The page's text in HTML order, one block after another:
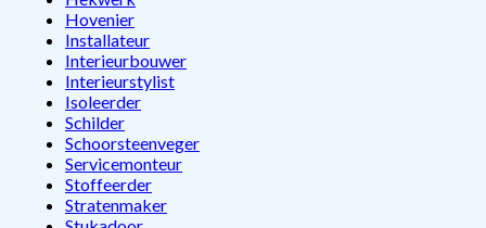
Hovenier
Installateur
Interieurbouwer
Interieurstylist
Isoleerder
Schilder
Schoorsteenveger
Servicemonteur
Stoffeerder
Stratenmaker